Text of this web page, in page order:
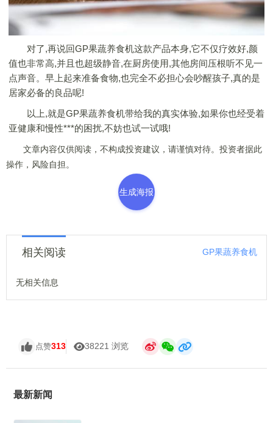
对了,再说回GP果蔬养食机这款产品本身,它不仅疗效好,颜
值也非常高,并且也超级静音,在厨房使用,其他房间压根听不见一
点声音。早上起来准备食物,也完全不必担心会吵醒孩子,真的是
居家必备的良品呢!
以上,就是GP果蔬养食机带给我的真实体验,如果你也经受着
亚健康和慢性***的困扰,不妨也试一试哦!
文章内容仅供阅读，不构成投资建议，请谨慎对待。投资者据此
操作，风险自担。
生成海报
相关阅读 GP果蔬养食机
无相关信息
点赞313 38221 浏览
最新新闻